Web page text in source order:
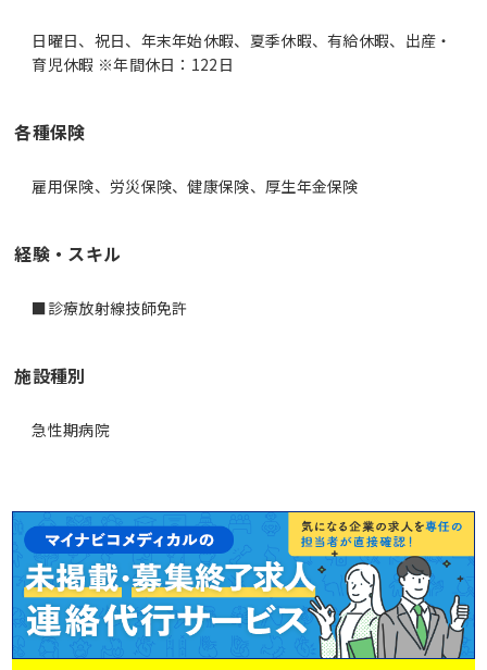
日曜日、祝日、年末年始休暇、夏季休暇、有給休暇、出産・
育児休暇 ※年間休日：122日
各種保険
雇用保険、労災保険、健康保険、厚生年金保険
経験・スキル
施設種別
急性期病院